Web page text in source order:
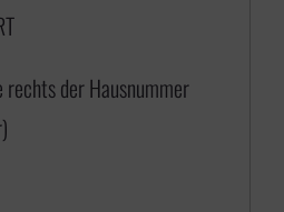
der Hausnummer